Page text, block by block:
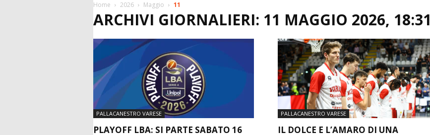
Home 2026 Maggio 11
ARCHIVI GIORNALIERI: 11 MAGGIO 2026, 18:31
PALLACANESTRO VARESE
PLAYOFF LBA: SI PARTE SABATO 16
PALLACANESTRO VARESE
IL DOLCE E L’AMARO DI UNA